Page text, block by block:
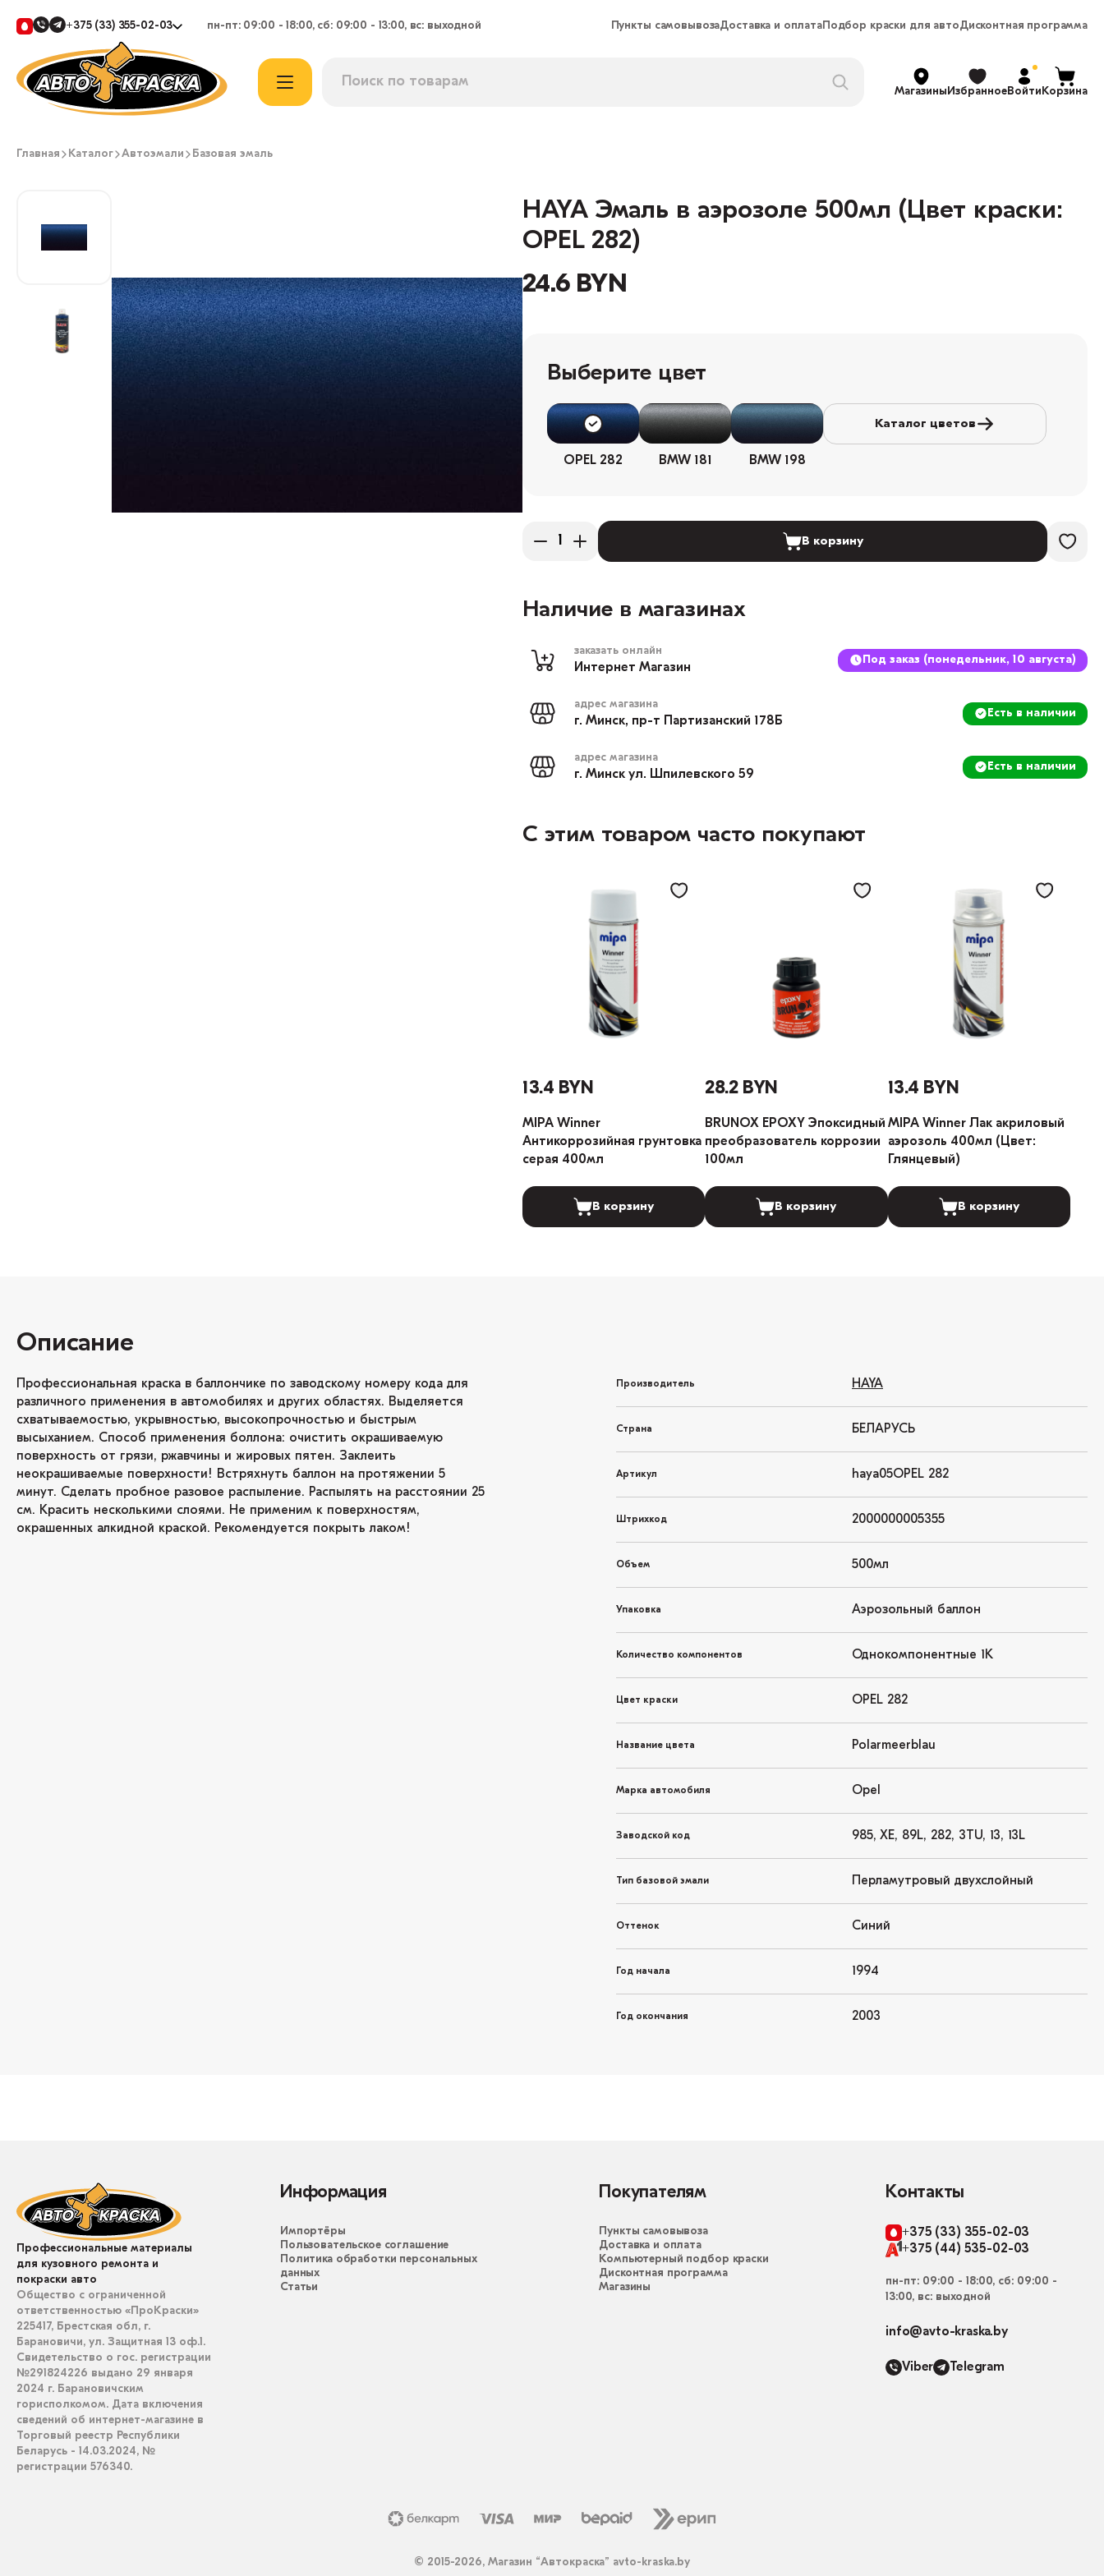
+375 (33) 355-02-03 пн-пт: 09:00 - 18:00, сб: 09:00 - 13:00, вс: выходной Пункты самовывозаДоставка и оплатаПодбор краски для автоДисконтная программа
МагазиныИзбранноеВойтиКорзина
Главная Каталог Автоэмали Базовая эмаль
HAYA Эмаль в аэрозоле 500мл (Цвет краски:
OPEL 282)
24.6 BYN
Выберите цвет
OPEL 282 BMW 181 BMW 198
Каталог цветов
В корзину
Наличие в магазинах
заказать онлайн
Интернет Магазин
Под заказ (понедельник, 10 августа)
адрес магазина
г. Минск, пр-т Партизанский 178Б
Есть в наличии
адрес магазина
г. Минск ул. Шпилевского 59
Есть в наличии
С этим товаром часто покупают
13.4 BYN
MIPA Winner
Антикоррозийная грунтовка
серая 400мл
В корзину
28.2 BYN
BRUNOX EPOXY Эпоксидный
преобразователь коррозии
100мл
В корзину
13.4 BYN
MIPA Winner Лак акриловый
аэрозоль 400мл (Цвет:
Глянцевый)
В корзину
Описание
Профессиональная краска в баллончике по заводскому номеру кода для
различного применения в автомобилях и других областях. Выделяется
схватываемостью, укрывностью, высокопрочностью и быстрым
высыханием. Способ применения боллона: очистить окрашиваемую
поверхность от грязи, ржавчины и жировых пятен. Заклеить
неокрашиваемые поверхности! Встряхнуть баллон на протяжении 5
минут. Сделать пробное разовое распыление. Распылять на расстоянии 25
см. Красить несколькими слоями. Не применим к поверхностям,
окрашенных алкидной краской. Рекомендуется покрыть лаком!
Производитель HAYA
Страна БЕЛАРУСЬ
Артикул haya05OPEL 282
Штрихкод 2000000005355
Объем 500мл
Упаковка Аэрозольный баллон
Количество компонентов Однокомпонентные 1K
Цвет краски OPEL 282
Название цвета Polarmeerblau
Марка автомобиля Opel
Заводской код 985, XE, 89L, 282, 3TU, 13, 13L
Тип базовой эмали Перламутровый двухслойный
Оттенок Синий
Год начала 1994
Год окончания 2003
Профессиональные материалы
для кузовного ремонта и
покраски авто
Общество с ограниченной
ответственностью «ПроКраски»
225417, Брестская обл, г.
Барановичи, ул. Защитная 13 оф.1.
Свидетельство о гос. регистрации
№291824226 выдано 29 января
2024 г. Барановичским
горисполкомом. Дата включения
сведений об интернет-магазине в
Торговый реестр Республики
Беларусь - 14.03.2024, №
регистрации 576340.
Информация
Импортёры
Пользовательское соглашение
Политика обработки персональных
данных
Статьи
Покупателям
Пункты самовывоза
Доставка и оплата
Компьютерный подбор краски
Дисконтная программа
Магазины
Контакты
+375 (33) 355-02-03
+375 (44) 535-02-03
пн-пт: 09:00 - 18:00, сб: 09:00 -
13:00, вс: выходной
info@avto-kraska.by
Viber Telegram
© 2015-2026, Магазин “Автокраска” avto-kraska.by